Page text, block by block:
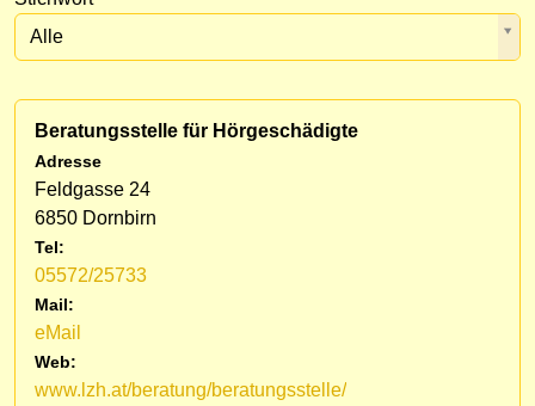
Alle
Beratungsstelle für Hörgeschädigte
Adresse
Feldgasse 24
6850 Dornbirn
Tel:
05572/25733
Mail:
eMail
Web:
www.lzh.at/beratung/beratungsstelle/